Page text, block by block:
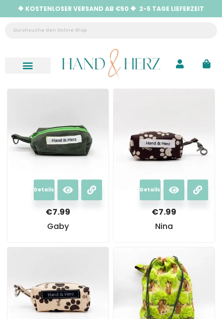
🔶 KOSTENLOSER VERSAND AB €50 🔶 2-5 TAGE LIEFERZEIT
Details
€7.99
Gaby
Details
€7.99
Nina